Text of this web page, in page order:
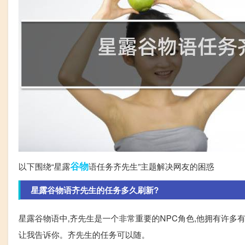
以下围绕“星露谷物语任务齐先生”主题解决网友的困惑
星露谷物语齐先生的任务多久刷新?
星露谷物语中,齐先生是一个非常重要的NPC角色,他拥有许多
让我告诉你。齐先生的任务可以随。